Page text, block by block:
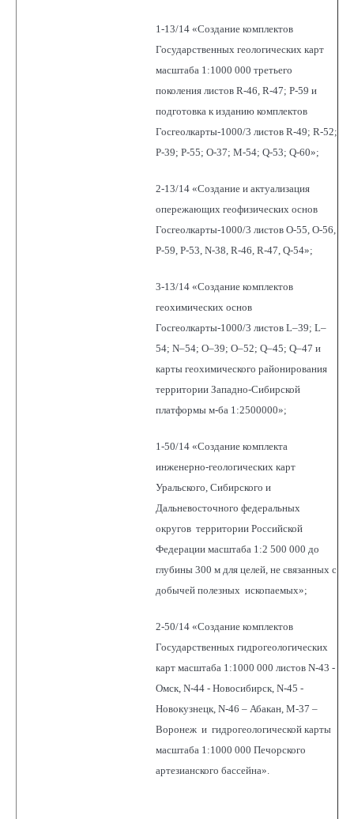
1-13/14 «Создание комплектов
Государственных геологических карт
масштаба 1:1000 000 третьего
поколения листов R-46, R-47; P-59 и
подготовка к изданию комплектов
Госгеолкарты-1000/3 листов R-49; R-52;
P-39; P-55; O-37; M-54; Q-53; Q-60»;
2-13/14 «Создание и актуализация
опережающих геофизических основ
Госгеолкарты-1000/3 листов О-55, О-56,
P-59, P-53, N-38, R-46, R-47, Q-54»;
3-13/14 «Создание комплектов
геохимических основ
Госгеолкарты-1000/3 листов L–39; L–
54; N–54; O–39; О–52; Q–45; Q–47 и
карты геохимического районирования
территории Западно-Сибирской
платформы м-ба 1:2500000»;
1-50/14 «Создание комплекта
инженерно-геологических карт
Уральского, Сибирского и
Дальневосточного федеральных
округов территории Российской
Федерации масштаба 1:2 500 000 до
глубины 300 м для целей, не связанных с
добычей полезных ископаемых»;
2-50/14 «Создание комплектов
Государственных гидрогеологических
карт масштаба 1:1000 000 листов N-43 -
Омск, N-44 - Новосибирск, N-45 -
Новокузнецк, N-46 – Абакан, M-37 –
Воронеж и гидрогеологической карты
масштаба 1:1000 000 Печорского
артезианского бассейна».